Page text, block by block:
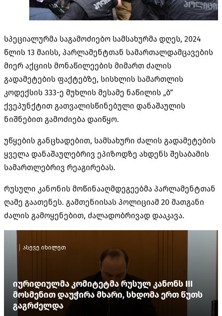
სპეციალურმა საგამოძიებო სამსახურმა დღეს, 2024
წლის 13 მაისს, პარლამენტთან სამართალდამცავების
მიერ აქციის მონაწილეების მიმართ ძალის
გადამეტების ფაქტებზე, სისხლის სამართლის
კოდექსის 333-ე მუხლის მესამე ნაწილის „ბ“
ქვეპუნქტით გათვალისწინებული დანაშაულის
ნიშნებით გამოძიება დაიწყო.
უწყების განცხადებით, სამსახური ძალის გადამეტების
ყველა დანაშაულებრივ ეპიზოდზე ახდენს შესაბამის
სამართლებრივ რეაგირებას.
რუსული კანონის მოწინააღმდეგეებმა პარლამენტთან
ღამე გაათენეს. გამთენიისას პოლიციამ 20 მათგანი
ძალის გამოყენებით, ძალადობრივად დააკავა.
ასევე იხილეთ
იურიდიულმა კომიტეტმა რუსულ კანონს III
მოსმენით დაუჭირა მხარი, სხდომა ერთ წუთს
გაგრძელდა